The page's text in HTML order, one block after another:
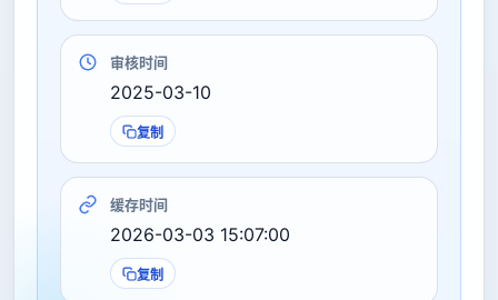
审核时间
2025-03-10
复制
缓存时间
2026-03-03 15:07:00
复制